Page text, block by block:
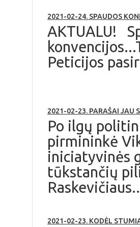
2021-02-24. SPAUDOS
AKTUALU!
konvencijos...
Peticijos
2021-02-23. PARAŠAI JAU
Po ilgų
pirmininkė
iniciatyvinės
tūkstančių
2021-02-23. KODĖL